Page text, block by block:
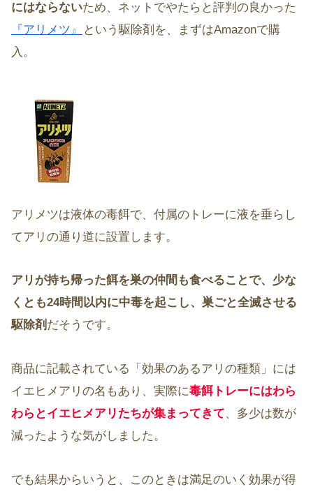
にはならないため、ネットでやたらと評判の良かった
『アリメツ』
という駆除剤を、まずはAmazonで購
入。
アリメツは液体の毒餌で、付属のトレーに液を垂らし
てアリの通り道に設置します。
アリが持ち帰った餌を巣の仲間も食べることで、少な
くとも24時間以内に中毒を起こし、巣ごと全滅させる
駆除剤 だそうです。
商品に記載されている「効果のあるアリの種類」には
イエヒメアリの名もあり、実際に毒餌トレーにはわら
わらとイエヒメアリたちが集まってきて、多少は数が
減ったような気がしました。
でも結果からいうと、このときは満足のいく効果が得